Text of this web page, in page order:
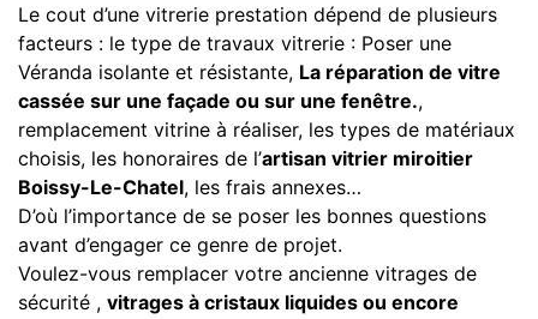
Le cout d’une vitrerie prestation dépend de plusieurs
facteurs : le type de travaux vitrerie : Poser une
Véranda isolante et résistante, La réparation de vitre
cassée sur une façade ou sur une fenêtre.,
remplacement vitrine à réaliser, les types de matériaux
choisis, les honoraires de l’artisan vitrier miroitier
Boissy-Le-Chatel, les frais annexes…
D’où l’importance de se poser les bonnes questions
avant d’engager ce genre de projet.
Voulez-vous remplacer votre ancienne vitrages de
sécurité , vitrages à cristaux liquides ou encore